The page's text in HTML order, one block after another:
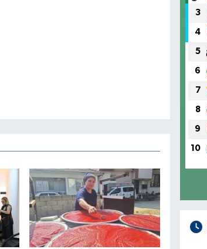
3
4
5
6
7
8
9
10